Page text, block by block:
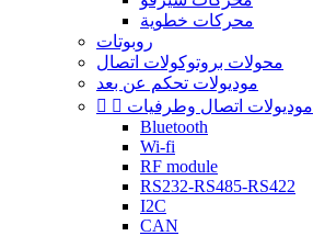
محركات خطوية
روبوتات
محولات بروتوكولات اتصال
موديولات تحكم عن بعد
  موديولات اتصال وطرفيات
Bluetooth
Wi-fi
RF module
RS232-RS485-RS422
I2C
CAN